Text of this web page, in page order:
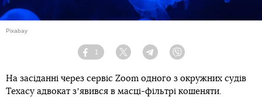
Pixabay
Facebook
1
Twitter TelegramViber
На засіданні через сервіс Zoom одного з окружних судів
Техасу адвокат зʼявився в масці-фільтрі кошеняти.